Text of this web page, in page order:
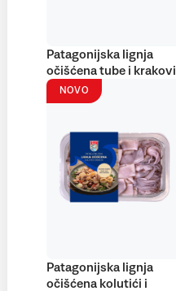
Patagonijska lignja
očišćena tube i krakovi
NOVO
Patagonijska lignja
očišćena kolutići i